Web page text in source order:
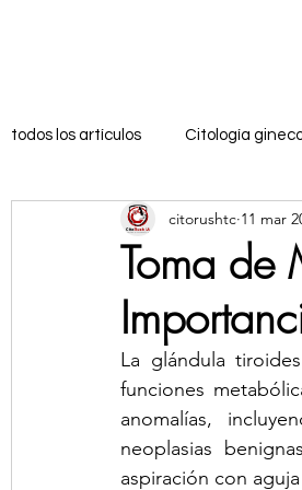
todos los artículos Citología
Marketing Digital Marca
citología bucal citologia
coachingeducativo
citologia ocular biopsia
Toma de
citorushtc 11 mar
La glándula
funciones
anomalías,
neoplasias
aspiración con